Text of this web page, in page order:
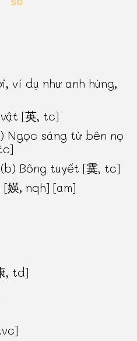
ví dụ như anh hùng,
[英, tc]
Ngọc sáng từ bên nọ
Bông tuyết [霙, tc]
媖, nqh] [am]
, td]